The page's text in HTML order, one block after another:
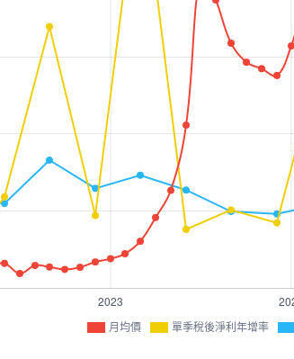
月均價 單季稅後淨利年增率